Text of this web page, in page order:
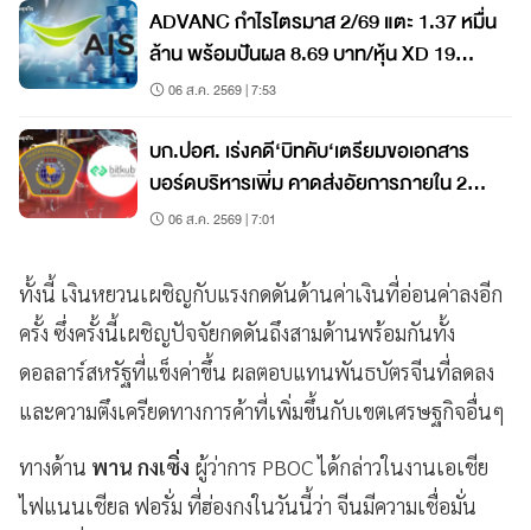
ADVANC กำไรไตรมาส 2/69 แตะ 1.37 หมื่น
ล้าน พร้อมปันผล 8.69 บาท/หุ้น XD 19
ส.ค.นี้
06 ส.ค. 2569 | 7:53
บก.ปอศ. เร่งคดี‘บิทคับ‘เตรียมขอเอกสาร
บอร์ดบริหารเพิ่ม คาดส่งอัยการภายใน 2
เดือน06 ส.ค. 2569 | 7:01
ทั้งนี้ เงินหยวนเผชิญกับแรงกดดันด้านค่าเงินที่อ่อนค่าลงอีก
ครั้ง ซึ่งครั้งนี้เผชิญปัจจัยกดดันถึงสามด้านพร้อมกันทั้ง
ดอลลาร์สหรัฐที่แข็งค่าขึ้น ผลตอบแทนพันธบัตรจีนที่ลดลง
และความตึงเครียดทางการค้าที่เพิ่มขึ้นกับเขตเศรษฐกิจอื่นๆ
ทางด้าน พาน กงเซิ่ง ผู้ว่าการ PBOC ได้กล่าวในงานเอเชีย
ไฟแนนเชียล ฟอรั่ม ที่ฮ่องกงในวันนี้ว่า จีนมีความเชื่อมั่น